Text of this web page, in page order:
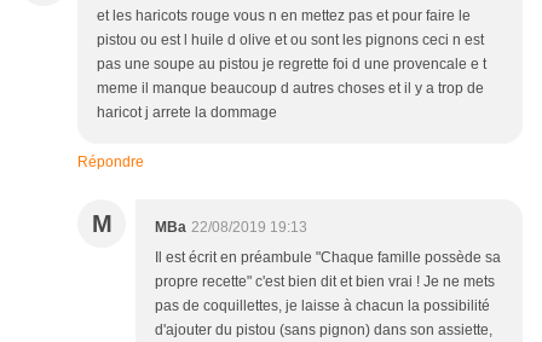
et les haricots rouge vous n en mettez pas et pour faire le
pistou ou est l huile d olive et ou sont les pignons ceci n est
pas une soupe au pistou je regrette foi d une provencale e t
meme il manque beaucoup d autres choses et il y a trop de
haricot j arrete la dommage
Répondre
M MBa 22/08/2019 19:13
Il est écrit en préambule "Chaque famille possède sa
propre recette" c'est bien dit et bien vrai ! Je ne mets
pas de coquillettes, je laisse à chacun la possibilité
d'ajouter du pistou (sans pignon) dans son assiette,